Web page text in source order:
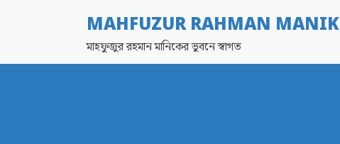
MAHFUZUR RAHMAN MANIK
মাহফুজুর রহমান মানিকের ভুবনে স্বাগত